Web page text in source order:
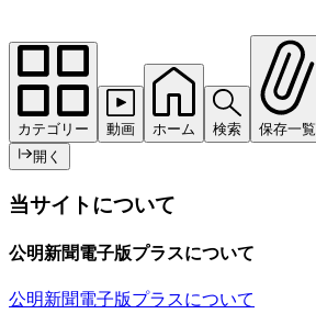
カテゴリー 動画 ホーム 検索
保存一覧
開く
当サイトについて
公明新聞電子版プラスについて
公明新聞電子版プラスについて